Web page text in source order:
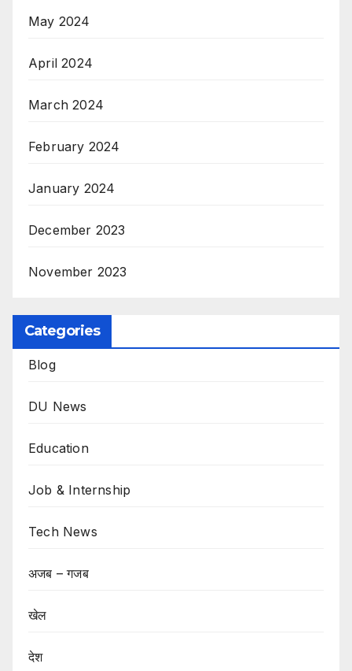
May 2024
April 2024
March 2024
February 2024
January 2024
December 2023
November 2023
Categories
Blog
DU News
Education
Job & Internship
Tech News
अजब – गजब
खेल
देश